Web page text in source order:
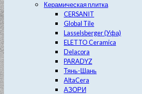
Керамическая плитка
CERSANIT
Global Tile
Lasselsberger (Уфа)
ELETTO Ceramica
Delacora
PARADYZ
Тянь-Шань
AltaCera
АЗОРИ